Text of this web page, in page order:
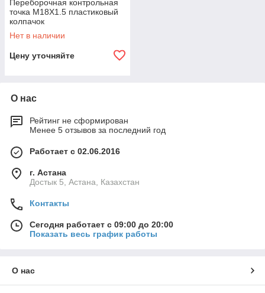
Переборочная контрольная
точка M18X1.5 пластиковый
колпачок
Нет в наличии
Цену уточняйте
О нас
Рейтинг не сформирован
Менее 5 отзывов за последний год
Работает с 02.06.2016
г. Астана
Достык 5, Астана, Казахстан
Контакты
Сегодня работает с 09:00 до 20:00
Показать весь график работы
О нас